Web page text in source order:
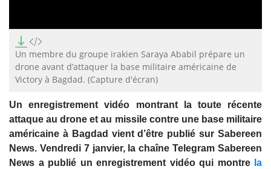
seconds
of
seconds
Un membre du groupe irakien Saraya Ababil prépare un
drone avant d’attaquer la base militaire américaine de
Victory à Bagdad. (Capture d'écran)
Un enregistrement vidéo montrant la toute récente
attaque au drone et au missile contre une base militaire
américaine à Bagdad vient d’être publié sur Sabereen
News. Vendredi 7 janvier, la chaîne Telegram Sabereen
News a publié un enregistrement vidéo qui montre la